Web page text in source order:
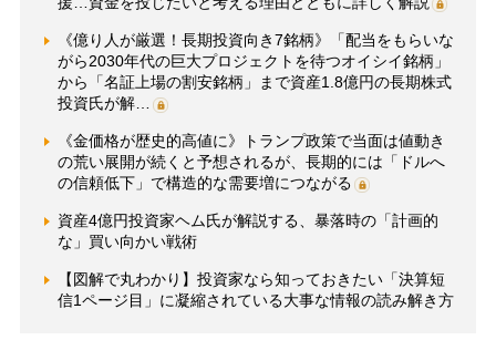
《億り人が厳選！長期投資向き7銘柄》「配当をもらいな
がら2030年代の巨大プロジェクトを待つオイシイ銘柄」
から「名証上場の割安銘柄」まで資産1.8億円の長期株式
投資氏が解…
《金価格が歴史的高値に》トランプ政策で当面は値動き
の荒い展開が続くと予想されるが、長期的には「ドルへ
の信頼低下」で構造的な需要増につながる
資産4億円投資家ヘム氏が解説する、暴落時の「計画的
な」買い向かい戦術
【図解で丸わかり】投資家なら知っておきたい「決算短
信1ページ目」に凝縮されている大事な情報の読み解き方